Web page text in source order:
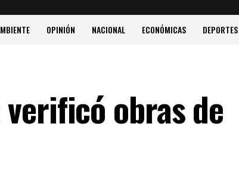
OPINIÓN NACIONAL ECONÓMICAS DEPORTES
obras de